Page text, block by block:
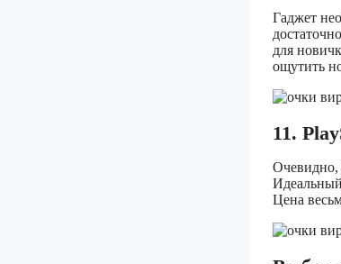
Гаджет
для
ощутить
11.
Очевидно,
Цена